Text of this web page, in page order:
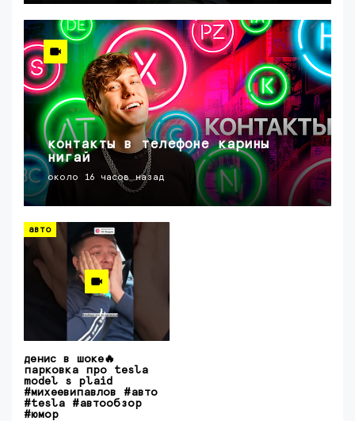
контакты в телефоне карины
нигай
около 16 часов назад
авто
денис в шоке🔥
парковка про tesla
model s plaid
#михеевипавлов #авто
#tesla #автообзор
#юмор